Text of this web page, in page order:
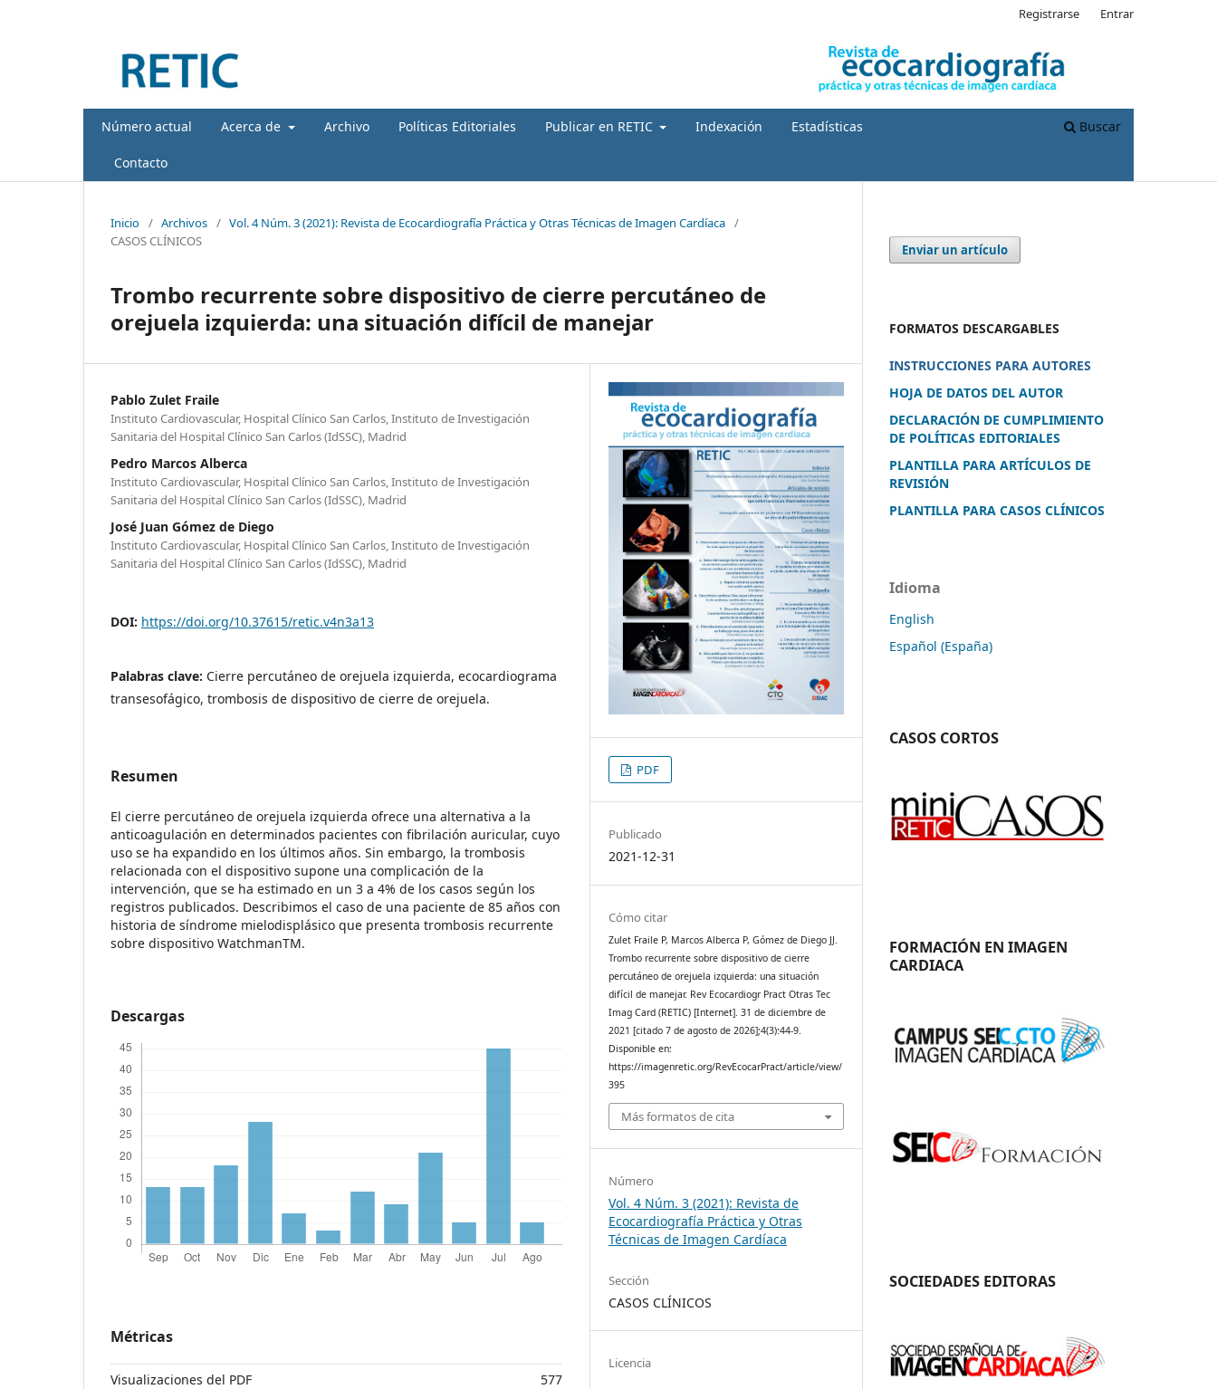
Número actual Acerca de Archivo Políticas Editoriales Publicar en RETIC Indexación Estadísticas
Contacto
Buscar
Registrarse Entrar
Inicio / Archivos / Vol. 4 Núm. 3 (2021): Revista de Ecocardiografía Práctica y Otras Técnicas de Imagen Cardíaca /
CASOS CLÍNICOS
Trombo recurrente sobre dispositivo de cierre percutáneo de
orejuela izquierda: una situación difícil de manejar
Pablo Zulet Fraile
Instituto Cardiovascular, Hospital Clínico San Carlos, Instituto de Investigación
Sanitaria del Hospital Clínico San Carlos (IdSSC), Madrid
Pedro Marcos Alberca
Instituto Cardiovascular, Hospital Clínico San Carlos, Instituto de Investigación
Sanitaria del Hospital Clínico San Carlos (IdSSC), Madrid
José Juan Gómez de Diego
Instituto Cardiovascular, Hospital Clínico San Carlos, Instituto de Investigación
Sanitaria del Hospital Clínico San Carlos (IdSSC), Madrid
DOI: https://doi.org/10.37615/retic.v4n3a13
Palabras clave: Cierre percutáneo de orejuela izquierda, ecocardiograma
transesofágico, trombosis de dispositivo de cierre de orejuela.
Resumen
El cierre percutáneo de orejuela izquierda ofrece una alternativa a la
anticoagulación en determinados pacientes con fibrilación auricular, cuyo
uso se ha expandido en los últimos años. Sin embargo, la trombosis
relacionada con el dispositivo supone una complicación de la
intervención, que se ha estimado en un 3 a 4% de los casos según los
registros publicados. Describimos el caso de una paciente de 85 años con
historia de síndrome mielodisplásico que presenta trombosis recurrente
sobre dispositivo WatchmanTM.
Descargas
Métricas
Visualizaciones del PDF 577
PDF
Publicado
2021-12-31
Cómo citar
Zulet Fraile P, Marcos Alberca P, Gómez de Diego JJ.
Trombo recurrente sobre dispositivo de cierre
percutáneo de orejuela izquierda: una situación
difícil de manejar. Rev Ecocardiogr Pract Otras Tec
Imag Card (RETIC) [Internet]. 31 de diciembre de
2021 [citado 7 de agosto de 2026];4(3):44-9.
Disponible en:
https://imagenretic.org/RevEcocarPract/article/view/
395
Más formatos de cita
Número
Vol. 4 Núm. 3 (2021): Revista de
Ecocardiografía Práctica y Otras
Técnicas de Imagen Cardíaca
Sección
CASOS CLÍNICOS
Licencia
Enviar un artículo
FORMATOS DESCARGABLES
INSTRUCCIONES PARA AUTORES
HOJA DE DATOS DEL AUTOR
DECLARACIÓN DE CUMPLIMIENTO
DE POLÍTICAS EDITORIALES
PLANTILLA PARA ARTÍCULOS DE
REVISIÓN
PLANTILLA PARA CASOS CLÍNICOS
Idioma
English
Español (España)
CASOS CORTOS
FORMACIÓN EN IMAGEN
CARDIACA
SOCIEDADES EDITORAS